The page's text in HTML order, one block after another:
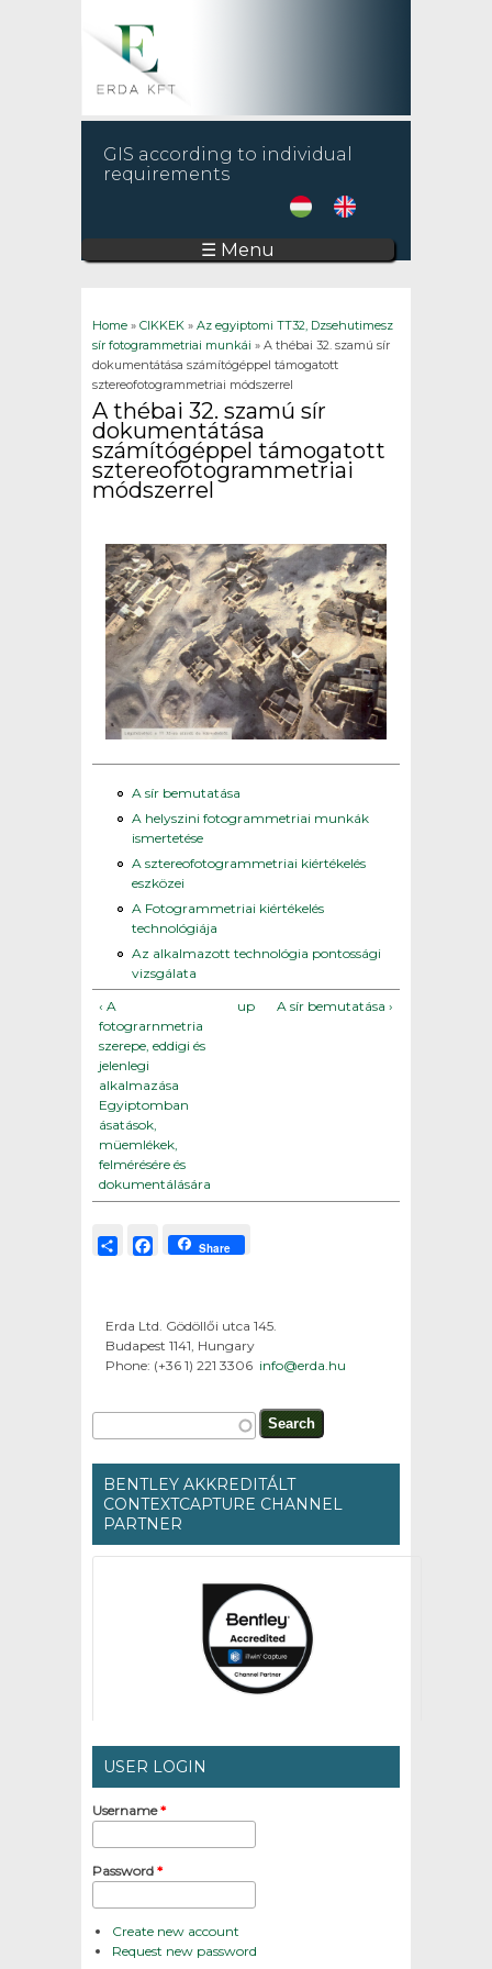
GIS according to individual
requirements
☰ Menu
You are here
Home » CIKKEK » Az egyiptomi TT32, Dzsehutimesz
sír fotogrammetriai munkái » A thébai 32. szamú sír
dokumentátása számítógéppel támogatott
sztereofotogrammetriai módszerrel
A thébai 32. szamú sír
dokumentátása
számítógéppel támogatott
sztereofotogrammetriai
módszerrel
A sír bemutatása
A helyszini fotogrammetriai munkák
ismertetése
A sztereofotogrammetriai kiértékelés
eszközei
A Fotogrammetriai kiértékelés
technológiája
Az alkalmazott technológia pontossági
vizsgálata
‹ A
fotograrnmetria
szerepe, eddigi és
jelenlegi
alkalmazása
Egyiptomban
ásatások,
müemlékek,
felmérésére és
dokumentálására
up A sír bemutatása ›
ShareFacebook
Share
Erda Ltd. Gödöllői utca 145.
Budapest 1141, Hungary
Phone: (+36 1) 221 3306 info@erda.hu
Search form
Search
BENTLEY AKKREDITÁLT
CONTEXTCAPTURE CHANNEL
PARTNER
USER LOGIN
Username*
Password *
Create new account
Request new password